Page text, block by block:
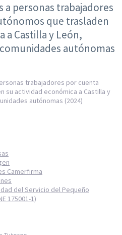
a personas trabajadores
que trasladen
a Castilla y León,
autónomas
trabajadores por cuenta
su actividad económica a Castilla y
autónomas (2024)
Camerfirma
del Servicio del Pequeño
175001-1)